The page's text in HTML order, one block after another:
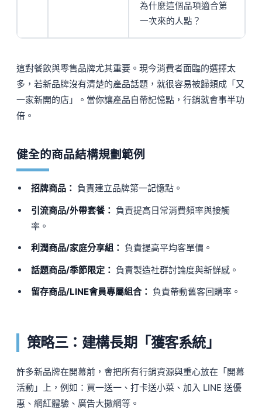
為什麼這個品項適合第
一次來的人點？
這對餐飲與零售品牌尤其重要。現今消費者面臨的選擇太
多，若新品牌沒有清楚的產品話題，就很容易被歸類成「又
一家新開的店」。當你讓產品自帶記憶點，行銷就會事半功
倍。
健全的商品結構規劃範例
招牌商品： 負責建立品牌第一記憶點。
引流商品/外帶套餐： 負責提高日常消費頻率與接觸
率。
利潤商品/家庭分享組： 負責提高平均客單價。
話題商品/季節限定： 負責製造社群討論度與新鮮感。
留存商品/LINE會員專屬組合： 負責帶動舊客回購率。
策略三：建構長期「獲客系統」
許多新品牌在開幕前，會把所有行銷資源與重心放在「開幕
活動」上，例如：買一送一、打卡送小菜、加入 LINE 送優
惠、網紅體驗、廣告大撒網等。